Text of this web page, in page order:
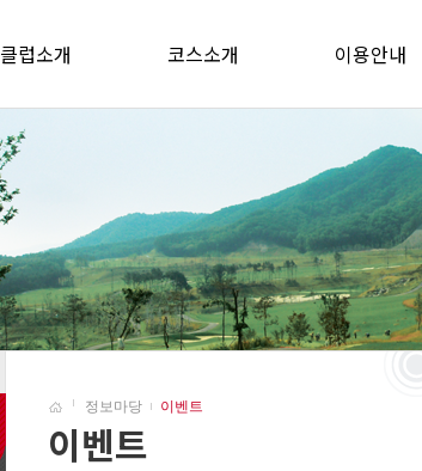
클럽소개 코스소개 이용안내
정보마당 이벤트
이벤트